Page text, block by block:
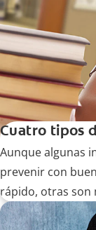
Cuatro tipos
Aunque algunas
prevenir con
rápido, otras son
tiempo. Lea más